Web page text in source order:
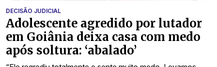
DECISÃO JUDICIAL
Adolescente agredido por lutador
em Goiânia deixa casa com medo
após soltura: ‘abalado’